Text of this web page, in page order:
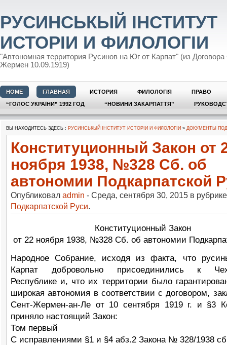
РУСИНСЬКЫЙ ІНСТИТУТ
ИСТОРІИ И ФИЛОЛОГІИ
"Автономная территория Русинов на Юг от Карпат" (из
Жермен 10.09.1919)
HOME ГЛАВНАЯ ИСТОРИЯ ФИЛОЛОГІЯ
ПРАВО
“ГОЛОС УКРАЇНИ” 1992 ГОД
“НОВИНИ ЗАКАРПАТТЯ”
ВЫ НАХОДИТЕСЬ ЗДЕСЬ : РУСИНСЬКЫЙ ІНСТИТУТ ИСТОРІИ И ФИЛОЛОГІИ » ДОКУМЕНТЫ
Конституционный Закон от
ноября 1938, №328 Сб. об
автономии Подкарпатской
Опубликовал admin - Среда, сентября 30, 2015 в
Подкарпатской Руси.
Конституционный Закон
от 22 ноября 1938, №328 Сб. об автономии
Народное Собрание, исходя из факта, что
Карпат добровольно присоединились к
Республике и, что их территории было
широкая автономия в соответствии с договором,
Сент-Жермен-ан-Ле от 10 сентября 1919 г. и §3
приняло настоящий Закон:
Том первый
С исправлениями §1 и §4 абз.2 Закона № 328/1938 сб